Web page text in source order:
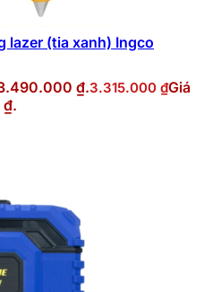
lazer (tia xanh) Ingco
₫.3.315.000 ₫Giá
₫.